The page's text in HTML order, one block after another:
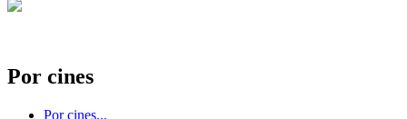
Por cines
Por cines...